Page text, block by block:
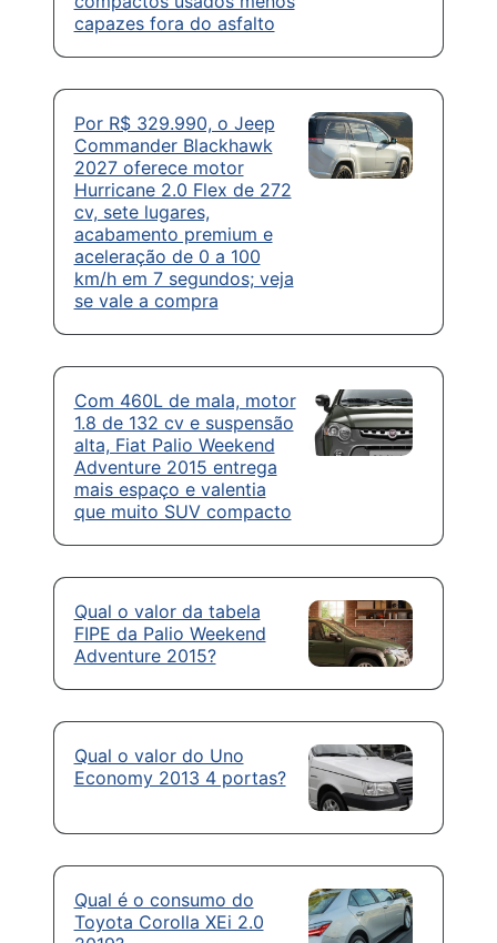
capazes fora do asfalto
Por R$ 329.990, o Jeep
Commander Blackhawk
2027 oferece motor
Hurricane 2.0 Flex de 272
cv, sete lugares,
acabamento premium e
aceleração de 0 a 100
km/h em 7 segundos; veja
se vale a compra
Com 460L de mala, motor
1.8 de 132 cv e suspensão
alta, Fiat Palio Weekend
Adventure 2015 entrega
mais espaço e valentia
que muito SUV compacto
Qual o valor da tabela
FIPE da Palio Weekend
Adventure 2015?
Qual o valor do Uno
Economy 2013 4 portas?
Qual é o consumo do
Toyota Corolla XEi 2.0